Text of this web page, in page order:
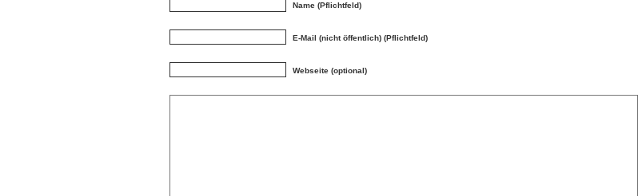
Name (Pflichtfeld)
E-Mail (nicht öffentlich) (Pflichtfeld)
Webseite (optional)